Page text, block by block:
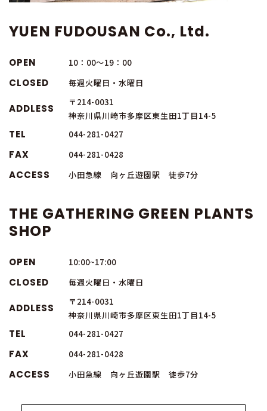
YUEN FUDOUSAN Co., Ltd.
OPEN 10：00～19：00
CLOSED 毎週火曜日・水曜日
ADDLESS
〒214-0031
神奈川県川崎市多摩区東生田1丁目14-5
TEL 044-281-0427
FAX 044-281-0428
ACCESS 小田急線 向ヶ丘遊園駅 徒歩7分
THE GATHERING GREEN PLANTS
SHOP
OPEN 10:00~17:00
CLOSED 毎週火曜日・水曜日
ADDLESS
〒214-0031
神奈川県川崎市多摩区東生田1丁目14-5
TEL 044-281-0427
FAX 044-281-0428
ACCESS 小田急線 向ヶ丘遊園駅 徒歩7分